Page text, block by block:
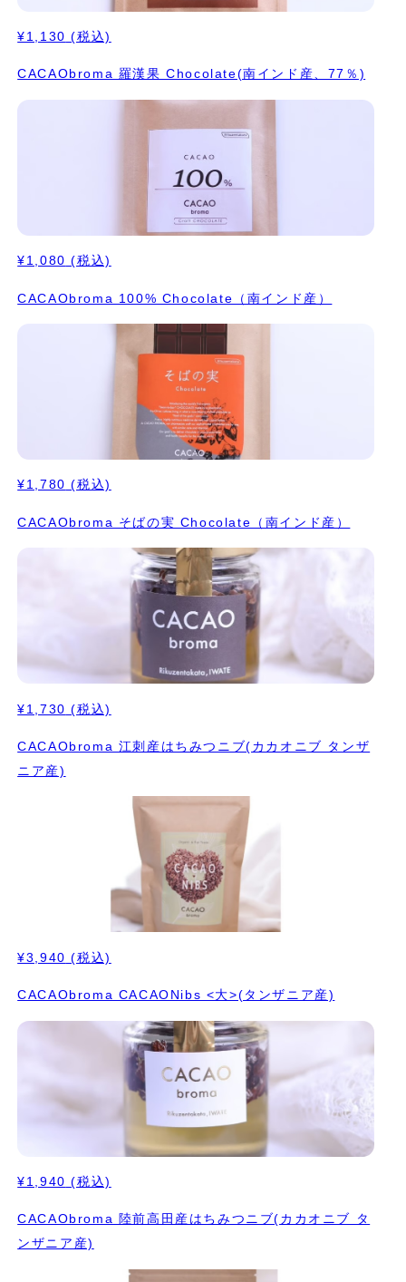
¥1,130 (税込)
CACAObroma 羅漢果 Chocolate(南インド産、77％)
¥1,080 (税込)
CACAObroma 100% Chocolate（南インド産）
¥1,780 (税込)
CACAObroma そばの実 Chocolate（南インド産）
¥1,730 (税込)
CACAObroma 江刺産はちみつニブ(カカオニブ タンザ
ニア産)
¥3,940 (税込)
CACAObroma CACAONibs <大>(タンザニア産)
¥1,940 (税込)
CACAObroma 陸前高田産はちみつニブ(カカオニブ タ
ンザニア産)